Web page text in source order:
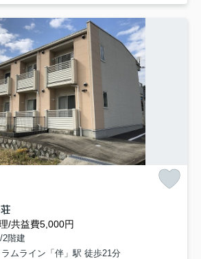
/共益費5,000円
2階建
ムライン「伴」駅 徒歩21分